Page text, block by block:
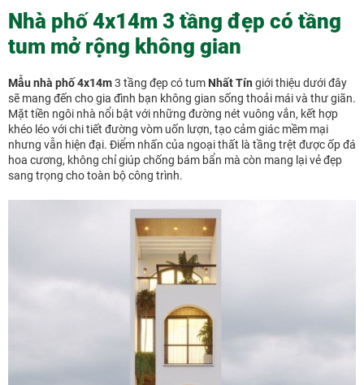
Nhà phố 4x14m 3 tầng đẹp có tầng
tum mở rộng không gian
Mẫu nhà phố 4x14m3 tầng đẹp có tum Nhất Tín giới thiệu dưới đây
sẽ mang đến cho gia đình bạn không gian sống thoải mái và thư giãn.
Mặt tiền ngôi nhà nổi bật với những đường nét vuông vắn, kết hợp
khéo léo với chi tiết đường vòm uốn lượn, tạo cảm giác mềm mại
nhưng vẫn hiện đại. Điểm nhấn của ngoại thất là tầng trệt được ốp đá
hoa cương, không chỉ giúp chống bám bẩn mà còn mang lại vẻ đẹp
sang trọng cho toàn bộ công trình.